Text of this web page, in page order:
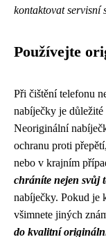
kontaktovat servisní
Používejte
Při čištění telefonu
nabíječky je důležité
Neoriginální
ochranu proti
nebo v krajním
chráníte nejen svůj
nabíječky. Pokud je
všimnete jiných
do kvalitní